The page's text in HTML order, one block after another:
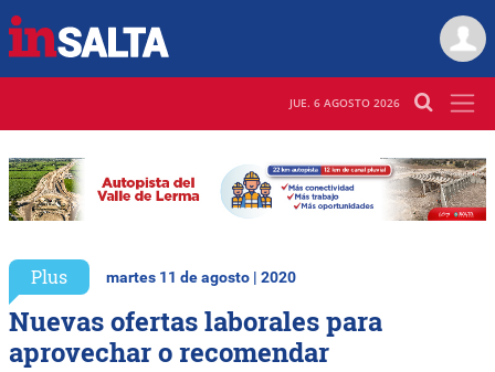
JUE. 6 AGOSTO 2026
Plus martes 11 de agosto | 2020
Nuevas ofertas laborales para
aprovechar o recomendar